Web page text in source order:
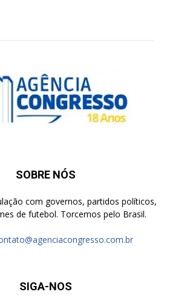
SOBRE NÓS
com governos, partidos políticos,
de futebol. Torcemos pelo Brasil.
SIGA-NOS